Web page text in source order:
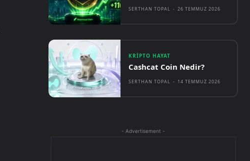
SERTHAN TOPAL - 26 TEMMUZ 2026
KRIPTO HAYAT
Cashcat Coin Nedir?
SERTHAN TOPAL - 14 TEMMUZ 2026
- Advertisement -